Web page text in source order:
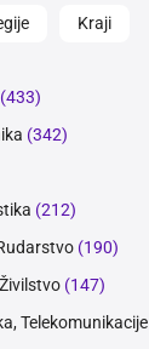
Kraji
(433)
(342)
(212)
(190)
(147)
Telekomunikacije